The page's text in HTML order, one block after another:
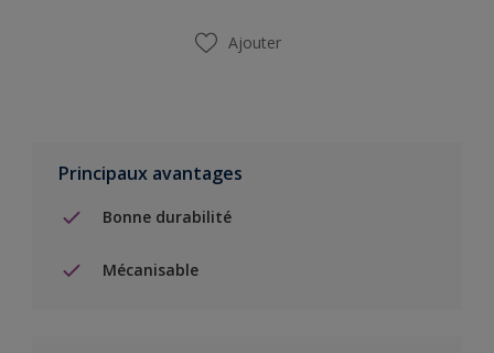
Ajouter
Principaux avantages
Bonne durabilité
Mécanisable